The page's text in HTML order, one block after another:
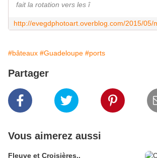
fait la rotation vers les î
#bâteaux #Guadeloupe #ports
Partager
Vous aimerez aussi
Fleuve et Croisières..